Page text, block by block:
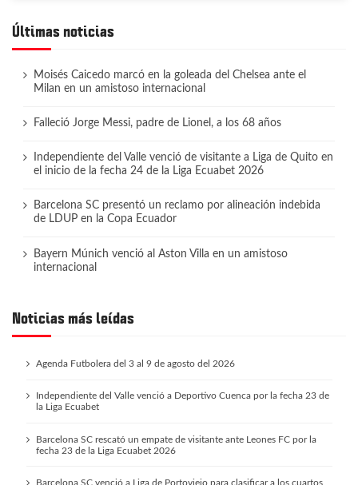
Últimas noticias
Moisés Caicedo marcó en la goleada del Chelsea ante el
Milan en un amistoso internacional
Falleció Jorge Messi, padre de Lionel, a los 68 años
Independiente del Valle venció de visitante a Liga de Quito en
el inicio de la fecha 24 de la Liga Ecuabet 2026
Barcelona SC presentó un reclamo por alineación indebida
de LDUP en la Copa Ecuador
Bayern Múnich venció al Aston Villa en un amistoso
internacional
Noticias más leídas
Agenda Futbolera del 3 al 9 de agosto del 2026
Independiente del Valle venció a Deportivo Cuenca por la fecha 23 de
la Liga Ecuabet
Barcelona SC rescató un empate de visitante ante Leones FC por la
fecha 23 de la Liga Ecuabet 2026
Barcelona SC venció a Liga de Portoviejo para clasificar a los cuartos